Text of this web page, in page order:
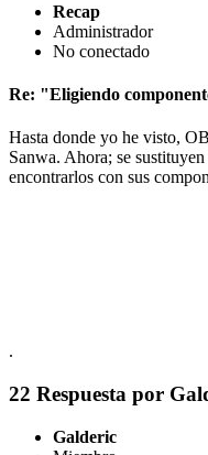
Recap
Administrador
No conectado
Re: "Eligiendo
Hasta donde yo he visto,
Sanwa. Ahora; se
encontrarlos con sus
.
22 Respuesta por
Galderic